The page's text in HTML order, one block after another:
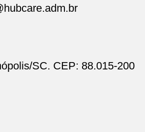
SC. CEP: 88.015-200